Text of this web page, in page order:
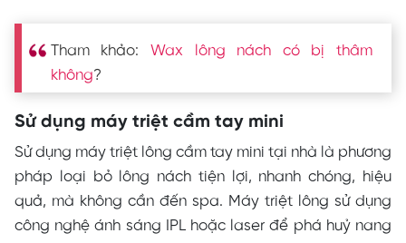
Tham khảo: Wax lông nách có bị thâm
không?
Sử dụng máy triệt cầm tay mini
Sử dụng máy triệt lông cầm tay mini tại nhà là phương
pháp loại bỏ lông nách tiện lợi, nhanh chóng, hiệu
quả, mà không cần đến spa. Máy triệt lông sử dụng
công nghệ ánh sáng IPL hoặc laser để phá huỷ nang